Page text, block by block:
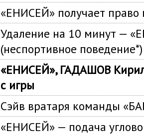
«ЕНИСЕЙ» получает
Удаление на 10 минут —
(неспортивное поведение*)
«ЕНИСЕЙ», ГАДАШОВ
с игры
Сэйв вратаря команды
«ЕНИСЕЙ» — подача